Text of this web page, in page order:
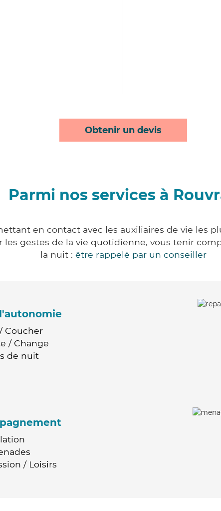
Obtenir un devis
Parmi nos services à
en contact avec les auxiliaires de vie les
les gestes de la vie quotidienne, vous tenir
la nuit : être rappelé par un conseiller
Coucher
/ Change
de nuit
/ Loisirs